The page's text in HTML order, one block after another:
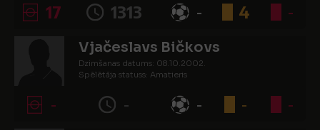
17 1313 - 4 -
Vjačeslavs Bičkovs
Dzimšanas datums: 08.10.2002.
Spēlētāja statuss: Amatieris
- - - - -